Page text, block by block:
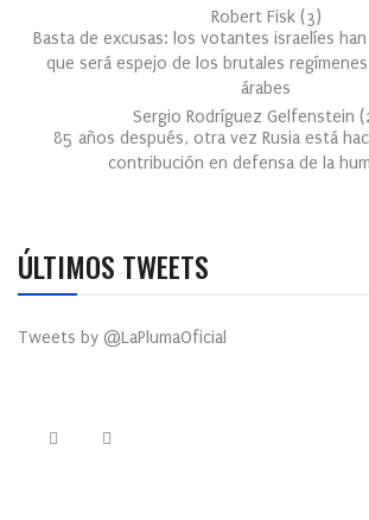
Robert Fisk (3)
Basta de excusas: los votantes israelíes
que será espejo de los brutales
árabes
Sergio Rodríguez Gelfenstein (
85 años después, otra vez Rusia está
contribución en defensa de la
ÚLTIMOS TWEETS
Tweets by @LaPlumaOficial